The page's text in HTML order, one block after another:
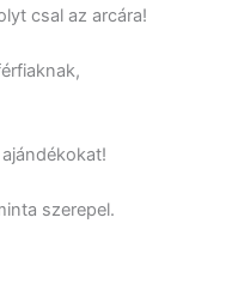
csal az arcára!
szerepel.